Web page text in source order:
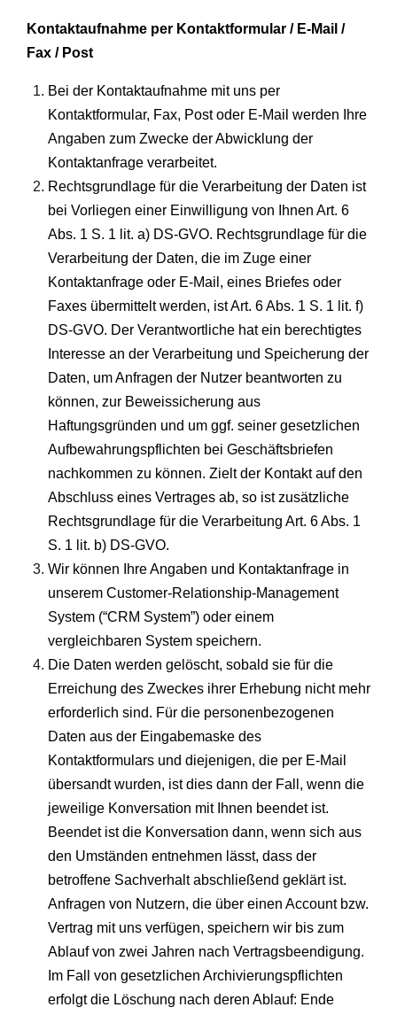
Kontaktaufnahme per Kontaktformular / E-Mail /
Fax / Post
Bei der Kontaktaufnahme mit uns per
Kontaktformular, Fax, Post oder E-Mail werden Ihre
Angaben zum Zwecke der Abwicklung der
Kontaktanfrage verarbeitet.
Rechtsgrundlage für die Verarbeitung der Daten ist
bei Vorliegen einer Einwilligung von Ihnen Art. 6
Abs. 1 S. 1 lit. a) DS-GVO. Rechtsgrundlage für die
Verarbeitung der Daten, die im Zuge einer
Kontaktanfrage oder E-Mail, eines Briefes oder
Faxes übermittelt werden, ist Art. 6 Abs. 1 S. 1 lit. f)
DS-GVO. Der Verantwortliche hat ein berechtigtes
Interesse an der Verarbeitung und Speicherung der
Daten, um Anfragen der Nutzer beantworten zu
können, zur Beweissicherung aus
Haftungsgründen und um ggf. seiner gesetzlichen
Aufbewahrungspflichten bei Geschäftsbriefen
nachkommen zu können. Zielt der Kontakt auf den
Abschluss eines Vertrages ab, so ist zusätzliche
Rechtsgrundlage für die Verarbeitung Art. 6 Abs. 1
S. 1 lit. b) DS-GVO.
Wir können Ihre Angaben und Kontaktanfrage in
unserem Customer-Relationship-Management
System (“CRM System”) oder einem
vergleichbaren System speichern.
Die Daten werden gelöscht, sobald sie für die
Erreichung des Zweckes ihrer Erhebung nicht mehr
erforderlich sind. Für die personenbezogenen
Daten aus der Eingabemaske des
Kontaktformulars und diejenigen, die per E-Mail
übersandt wurden, ist dies dann der Fall, wenn die
jeweilige Konversation mit Ihnen beendet ist.
Beendet ist die Konversation dann, wenn sich aus
den Umständen entnehmen lässt, dass der
betroffene Sachverhalt abschließend geklärt ist.
Anfragen von Nutzern, die über einen Account bzw.
Vertrag mit uns verfügen, speichern wir bis zum
Ablauf von zwei Jahren nach Vertragsbeendigung.
Im Fall von gesetzlichen Archivierungspflichten
erfolgt die Löschung nach deren Ablauf: Ende